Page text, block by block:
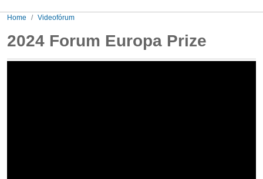
Home Videofórum
2024 Forum Europa Prize